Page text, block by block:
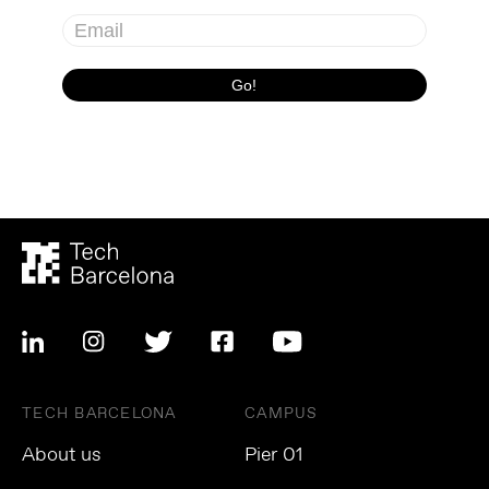
TECH BARCELONA
About us
CAMPUS
Pier 01